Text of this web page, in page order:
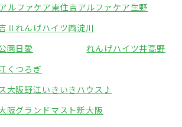
アルファケア東住吉アルファケア生野
Ⅱ れんげハイツ西淀川
園日愛
れんげハイツ井高野
くつろぎ
大阪野江いきいきハウス♪
阪グランドマスト新大阪